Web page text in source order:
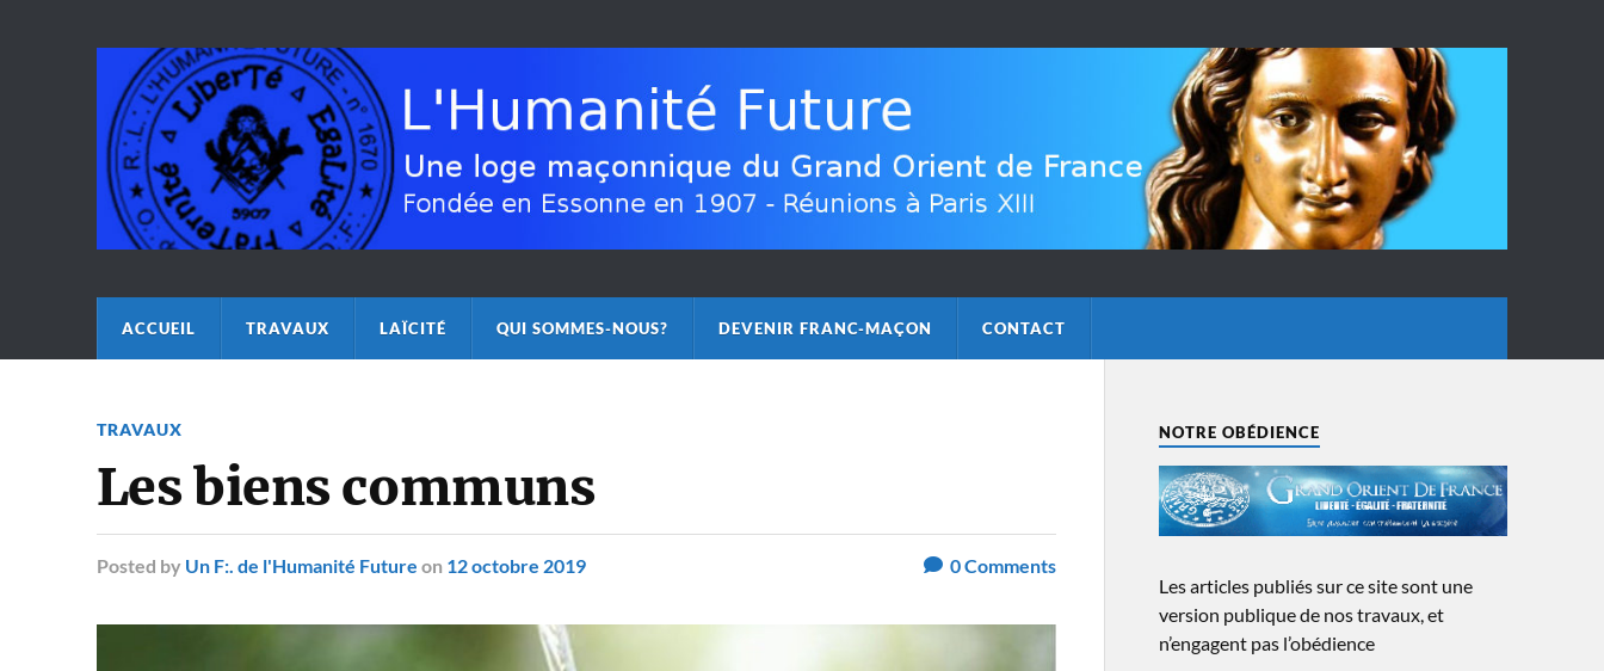
ACCUEIL TRAVAUX LAÏCITÉ QUI SOMMES-NOUS? DEVENIR FRANC-MAÇON CONTACT
TRAVAUX
Les biens communs
Posted by Un F:. de l'Humanité Future on 12 octobre 2019 0Comments
NOTRE OBÉDIENCE
Les articles publiés sur ce site sont une
version publique de nos travaux, et
n’engagent pas l’obédience